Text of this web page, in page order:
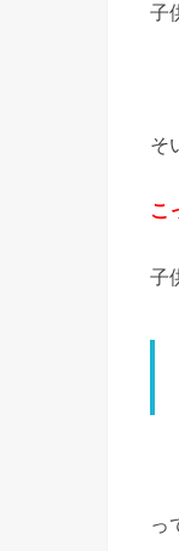
子
そ
こ
子
っ